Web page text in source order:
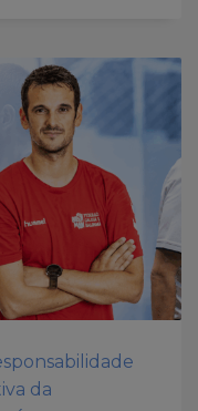
da